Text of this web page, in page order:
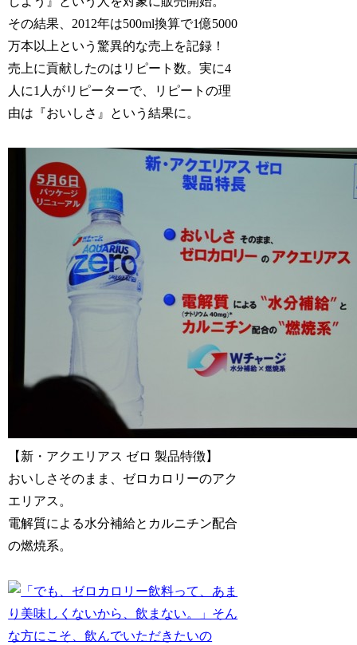
その結果、2012年は500ml換算で1億5000
万本以上という驚異的な売上を記録！
売上に貢献したのはリピート数。実に4
人に1人がリピーターで、リピートの理
由は『おいしさ』という結果に。
【新・アクエリアス ゼロ 製品特徴】
おいしさそのまま、ゼロカロリーのアク
エリアス。
電解質による水分補給とカルニチン配合
の燃焼系。